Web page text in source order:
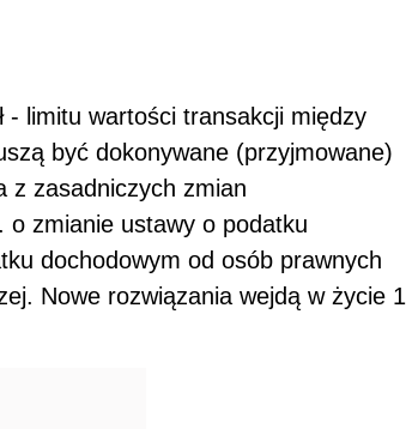
limitu wartości transakcji między
być dokonywane (przyjmowane)
z zasadniczych zmian
o zmianie ustawy o podatku
dochodowym od osób prawnych
Nowe rozwiązania wejdą w życie 1